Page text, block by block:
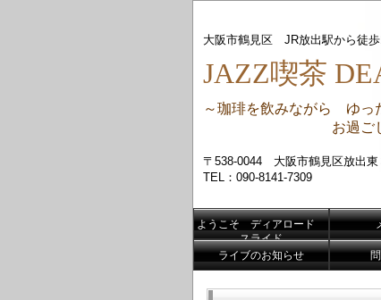
大阪市鶴見区 JR放出駅から徒
JAZZ喫茶
～珈琲を飲みながら ゆっ
お過ごしくだ
〒538-0044 大阪市鶴見区放出
TEL：090-8141-7309
ようこそ ディアロード
スライド
ライブのお知らせ